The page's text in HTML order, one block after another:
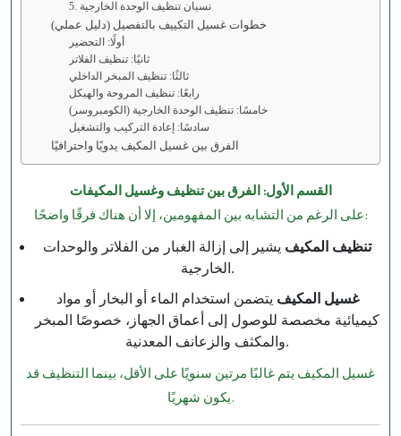
5. نسيان تنظيف الوحدة الخارجية
خطوات غسيل التكييف بالتفصيل (دليل عملي)
أولًا: التحضير
ثانيًا: تنظيف الفلاتر
ثالثًا: تنظيف المبخر الداخلي
رابعًا: تنظيف المروحة والهيكل
خامسًا: تنظيف الوحدة الخارجية (الكومبروسر)
سادسًا: إعادة التركيب والتشغيل
الفرق بين غسيل المكيف يدويًا واحترافيًا
القسم الأول: الفرق بين تنظيف وغسيل المكيفات
على الرغم من التشابه بين المفهومين، إلا أن هناك فرقًا واضحًا:
تنظيف المكيف يشير إلى إزالة الغبار من الفلاتر والوحدات
الخارجية.
غسيل المكيف يتضمن استخدام الماء أو البخار أو مواد
كيميائية مخصصة للوصول إلى أعماق الجهاز، خصوصًا المبخر
والمكثف والزعانف المعدنية.
غسيل المكيف يتم غالبًا مرتين سنويًا على الأقل، بينما التنظيف قد
يكون شهريًا.